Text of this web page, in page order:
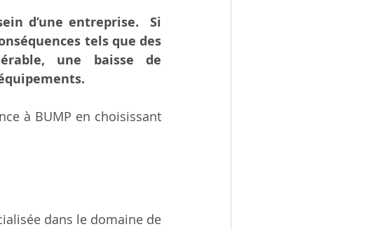
d’une entreprise.  Si
tels que des
une baisse de
à BUMP en choisissant
dans le domaine de